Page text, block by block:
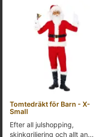
Tomtedräkt för Barn - X-
Small
Efter all julshopping,
skinkgriljering och allt an...